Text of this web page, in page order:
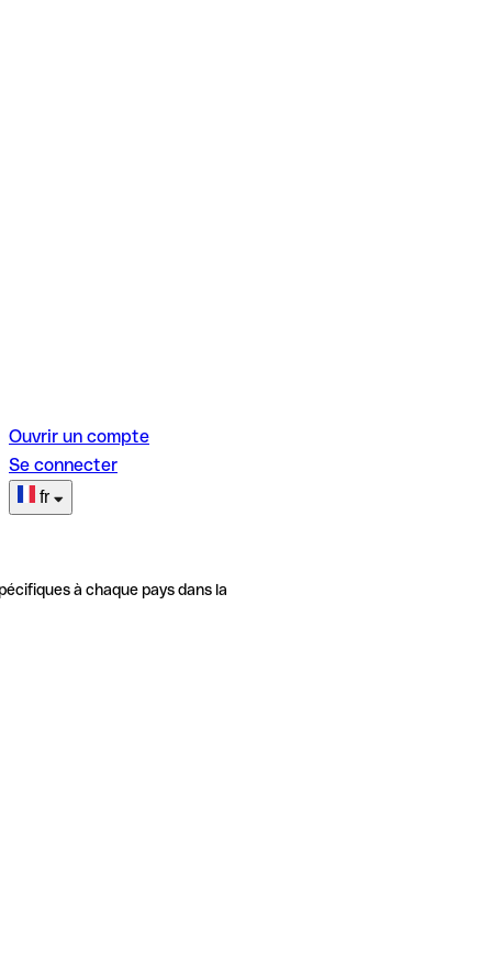
Ouvrir un compte
Se connecter
fr
à chaque pays dans la